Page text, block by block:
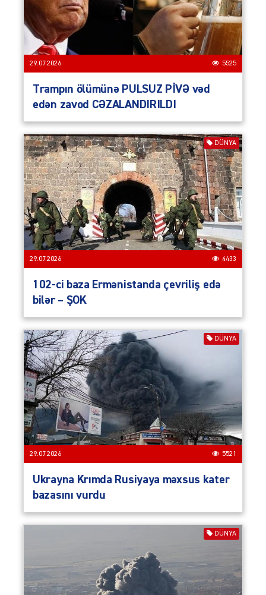
29.07.2026 5525
Trampın ölümünə PULSUZ PİVƏ vəd
edən zavod CƏZALANDIRILDI
DÜNYA
29.07.2026 4433
102-ci baza Ermənistanda çevriliş edə
bilər – ŞOK
DÜNYA
29.07.2026 5521
Ukrayna Krımda Rusiyaya məxsus kater
bazasını vurdu
DÜNYA